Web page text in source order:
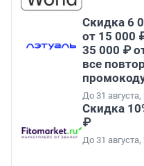
Скидка 6
от 15 000
35 000 ₽
все
До 31 августа,
Скидка
₽
До 31 августа,